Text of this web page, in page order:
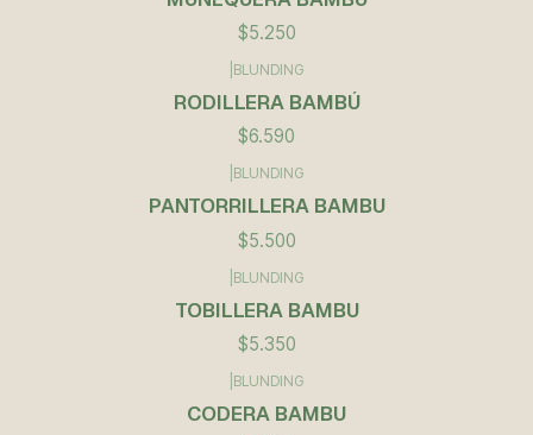
$5.250
BLUNDING
RODILLERA BAMBÚ
$6.590
BLUNDING
PANTORRILLERA BAMBU
$5.500
BLUNDING
TOBILLERA BAMBU
$5.350
BLUNDING
CODERA BAMBU